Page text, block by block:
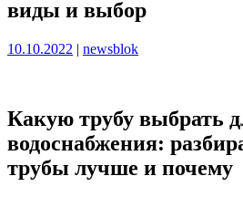
виды и выбор
Опубликовано
10.10.2022 | Опубликовано
newsblok
Какую трубу выбрать
водоснабжения:
трубы лучше и почему